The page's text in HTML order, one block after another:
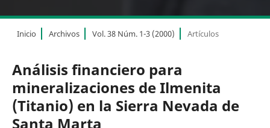
Inicio Archivos Vol. 38 Núm. 1-3 (2000) Artículos
Análisis financiero para
mineralizaciones de Ilmenita
(Titanio) en la Sierra Nevada de
Santa Marta